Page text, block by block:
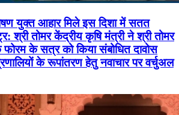
युक्त आहार मिले इस दिशा में सतत
श्री तोमर केंद्रीय कृषि मंत्री ने श्री तोमर
फोरम के सत्र को किया संबोधित दावोस
के रूपांतरण हेतु नवाचार पर वर्चुअल